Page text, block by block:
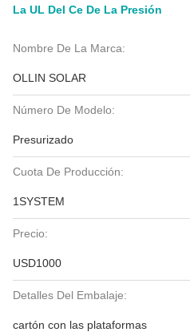
La UL Del Ce De La Presión
Nombre De La Marca:
OLLIN SOLAR
Número De Modelo:
Presurizado
Cuota De Producción:
1SYSTEM
Precio:
USD1000
Detalles Del Embalaje:
cartón con las plataformas